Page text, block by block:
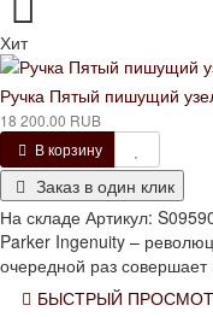
Хит
Ручка Пятый пишущий
18 200.00 RUB
В корзину
Заказ в один клик
На складе Артикул:
Parker Ingenuity –
очередной раз
БЫСТРЫЙ